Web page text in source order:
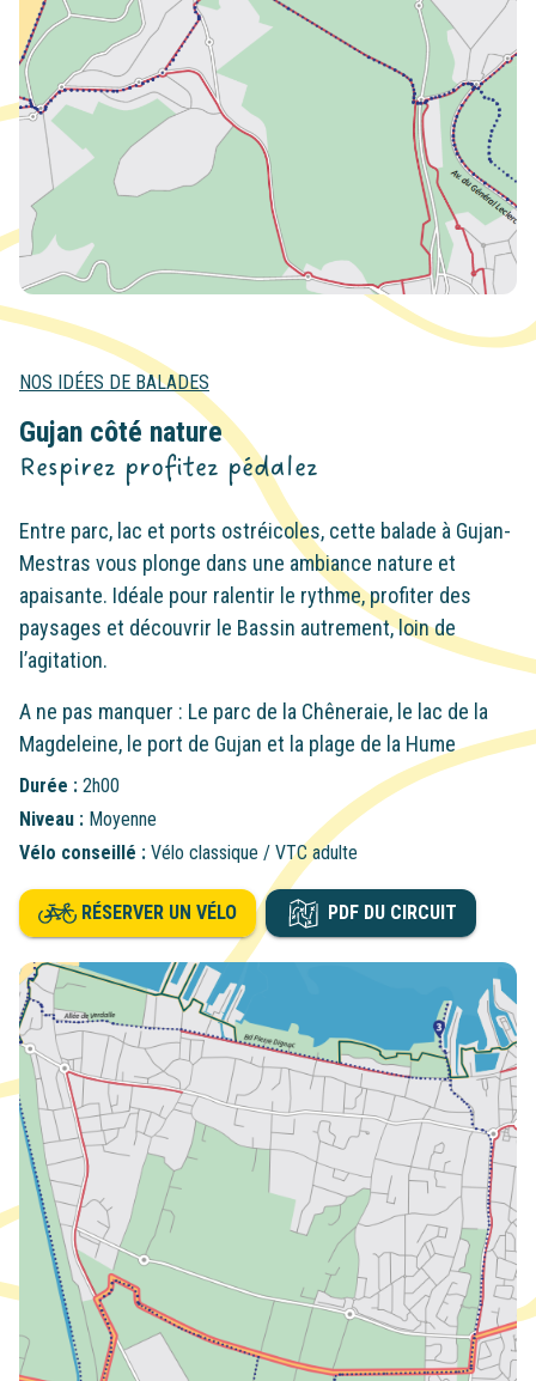
NOS IDÉES DE BALADES
Gujan côté nature
Respirez profitez pédalez
Entre parc, lac et ports ostréicoles, cette balade à Gujan-
Mestras vous plonge dans une ambiance nature et
apaisante. Idéale pour ralentir le rythme, profiter des
paysages et découvrir le Bassin autrement, loin de
l’agitation.
A ne pas manquer : Le parc de la Chêneraie, le lac de la
Magdeleine, le port de Gujan et la plage de la Hume
Durée : 2h00
Niveau : Moyenne
Vélo conseillé : Vélo classique / VTC adulte
RÉSERVER UN VÉLO PDF DU CIRCUIT